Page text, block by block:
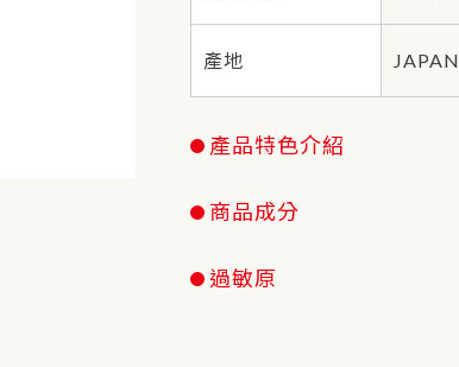
產地 JAPAN
產品特色介紹
商品成分
過敏原